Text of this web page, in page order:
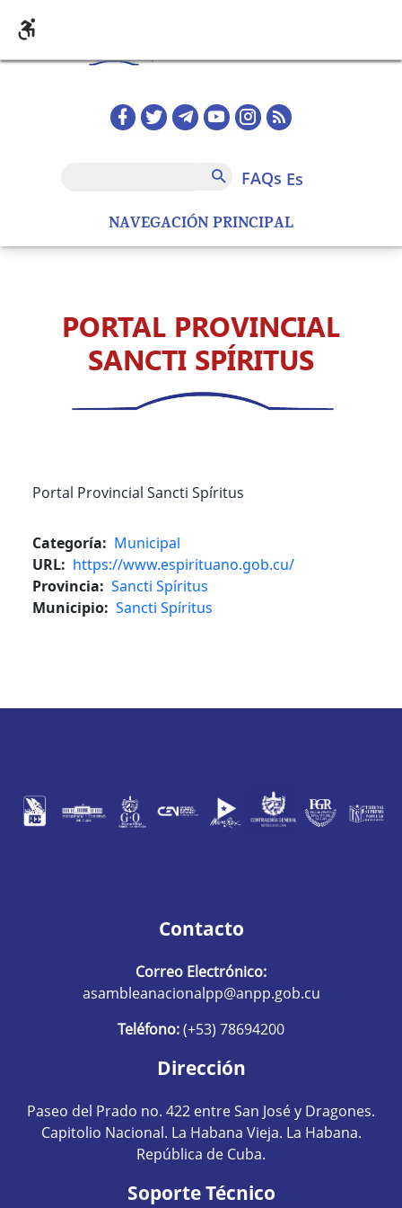
NAVEGACIÓN PRINCIPAL
Redes sociales home
FAQs
FAQs es
PORTAL PROVINCIAL
SANCTI SPÍRITUS
Portal Provincial Sancti Spíritus
Categoría
Municipal
URL
https://www.espirituano.gob.cu/
Provincia
Sancti Spíritus
Municipio Sancti Spíritus
Contacto
Correo Electrónico:
asambleanacionalpp@anpp.gob.cu
Teléfono:(+53) 78694200
Dirección
Paseo del Prado no. 422 entre San José y Dragones.
Capitolio Nacional. La Habana Vieja. La Habana.
República de Cuba.
Soporte Técnico